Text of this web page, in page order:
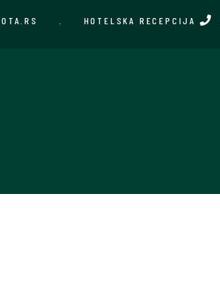
HOTELSKA RECEPCIJA